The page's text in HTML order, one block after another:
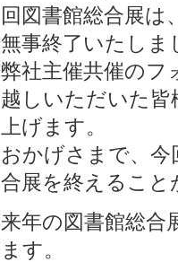
回図書館総合展は
無事終了いたしま
弊社主催共催のフ
越しいただいた皆
上げます。
おかげさまで、
合展を終えるこ
来年の図書館総合
ます。